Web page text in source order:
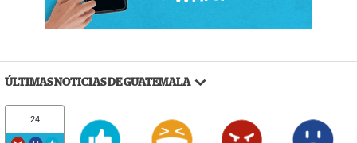
ÚLTIMAS NOTICIAS DE GUATEMALA
24